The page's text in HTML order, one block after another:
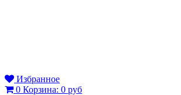
Избранное
0 Корзина: 0 руб